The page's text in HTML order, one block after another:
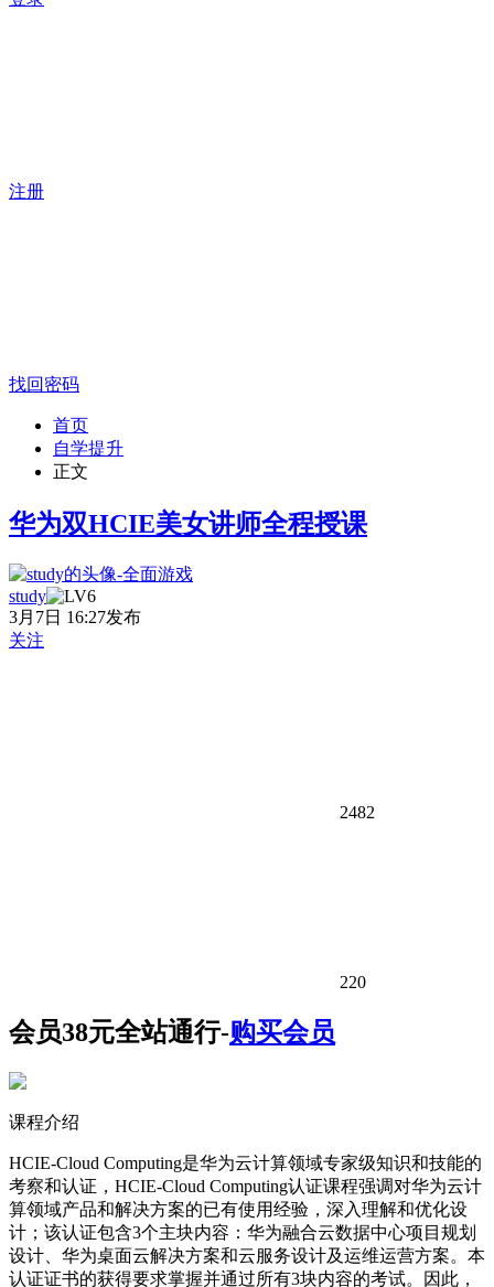
注册
找回密码
首页
自学提升
正文
华为双HCIE美女讲师全程授课
study
3月7日 16:27发布
关注
2482
220
会员38元全站通行-购买会员
课程介绍
HCIE-Cloud Computing是华为云计算领域专家级知识和技能的
考察和认证，HCIE-Cloud Computing认证课程强调对华为云计
算领域产品和解决方案的已有使用经验，深入理解和优化设
计；该认证包含3个主块内容：华为融合云数据中心项目规划
设计、华为桌面云解决方案和云服务设计及运维运营方案。本
认证证书的获得要求掌握并通过所有3块内容的考试。因此，